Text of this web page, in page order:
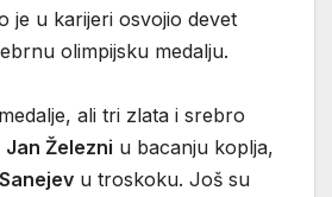
je u karijeri osvojio devet
olimpijsku medalju.
ali tri zlata i srebro
Jan Železni u bacanju koplja,
u troskoku. Još su